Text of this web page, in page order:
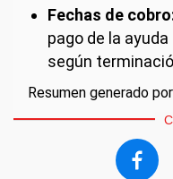
Fechas de
pago de la
según
Resumen generado